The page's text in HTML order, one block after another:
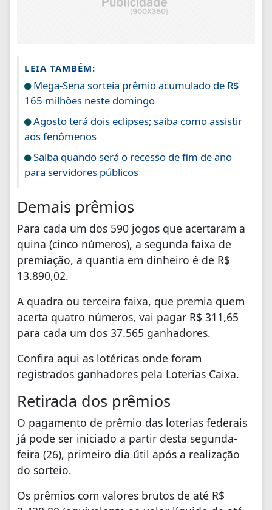
LEIA TAMBÉM:
Mega-Sena sorteia prêmio acumulado de R$
165 milhões neste domingo
Agosto terá dois eclipses; saiba como assistir
aos fenômenos
Saiba quando será o recesso de fim de ano
para servidores públicos
Demais prêmios
Para cada um dos 590 jogos que acertaram a
quina (cinco números), a segunda faixa de
premiação, a quantia em dinheiro é de R$
13.890,02.
A quadra ou terceira faixa, que premia quem
acerta quatro números, vai pagar R$ 311,65
para cada um dos 37.565 ganhadores.
Confira aqui as lotéricas onde foram
registrados ganhadores pela Loterias Caixa.
Retirada dos prêmios
O pagamento de prêmio das loterias federais
já pode ser iniciado a partir desta segunda-
feira (26), primeiro dia útil após a realização
do sorteio.
Os prêmios com valores brutos de até R$